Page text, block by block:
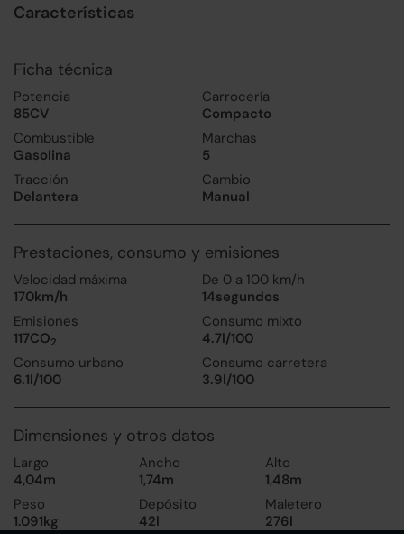
Características
Ficha técnica
Potencia
85CV
Carrocería
Compacto
Combustible
Gasolina
Marchas
5
Tracción
Delantera
Cambio
Manual
Prestaciones, consumo y emisiones
Velocidad máxima
170km/h
De 0 a 100 km/h
14segundos
Emisiones
117CO2
Consumo mixto
4.7l/100
Consumo urbano
6.1l/100
Consumo carretera
3.9l/100
Dimensiones y otros datos
Largo
4,04m
Ancho
1,74m
Alto
1,48m
Peso
1.091kg
Depósito
42l
Maletero
276l